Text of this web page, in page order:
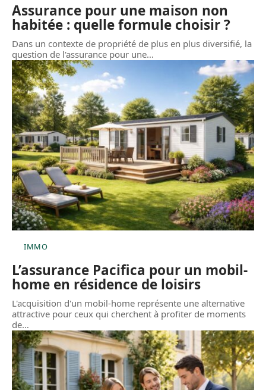
Assurance pour une maison non
habitée : quelle formule choisir ?
Dans un contexte de propriété de plus en plus diversifié, la
question de l'assurance pour une…
IMMO
L’assurance Pacifica pour un mobil-
home en résidence de loisirs
L'acquisition d'un mobil-home représente une alternative
attractive pour ceux qui cherchent à profiter de moments
de…